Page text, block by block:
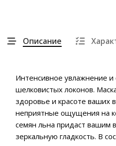
Описание
Интенсивное увлажнение и
шелковистых локонов.
здоровье и красоте ваших
неприятные ощущения на
семян льна придаст вашим
зеркальную гладкость. В